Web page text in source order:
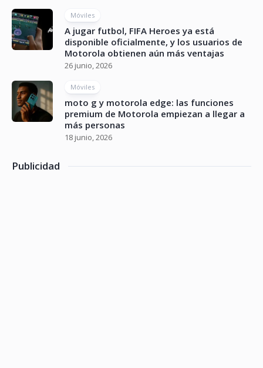
Móviles
A jugar futbol, FIFA Heroes ya está
disponible oficialmente, y los usuarios de
Motorola obtienen aún más ventajas
26 junio, 2026
Móviles
moto g y motorola edge: las funciones
premium de Motorola empiezan a llegar a
más personas
18 junio, 2026
Publicidad